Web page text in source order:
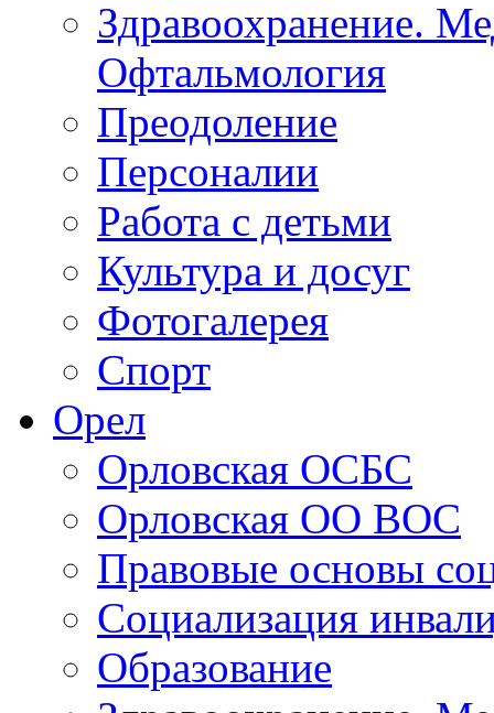
Образование
Здравоохранение.
Офтальмология
Преодоление
Персоналии
Работа с детьми
Культура и досуг
Фотогалерея
Спорт
Орел
Орловская ОСБС
Орловская ОО ВОС
Правовые основы
Социализация